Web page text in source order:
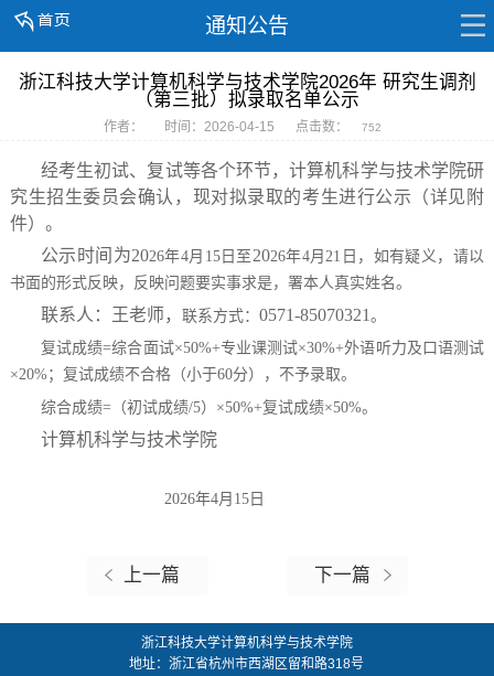
通知公告
浙江科技大学计算机科学与技术学院2026年 研究生调剂
（第三批）拟录取名单公示
作者： 时间：2026-04-15 点击数： 752
经考生初试、复试等各个环节，计算机科学与技术学院研
究生招生委员会确认，现对拟录取的考生进行公示（详见附
件） 。
公示时间为2026年4月 15日至 2026年4月21 日，如有疑义，请以
书面的形式反映，反映问题要实事求是，署本人真实姓名。
联系人：王老师 ， 联系方式： 0571-85070321 。
复试成绩=综合面试×50%+专业课测试×30%+外语听力及口语测试
×20%；复试成绩不合格（小于60分），不予录取。
综合成绩=（初试成绩/5）×50%+复试成绩×50%。
计算机科学与技术学院
2026年4月 15日
上一篇 下一篇
浙江科技大学计算机科学与技术学院
地址：浙江省杭州市西湖区留和路318号